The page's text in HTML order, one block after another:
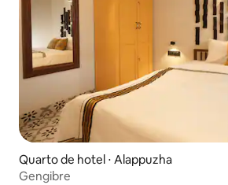
Quarto de hotel ⋅ Alappuzha
Gengibre